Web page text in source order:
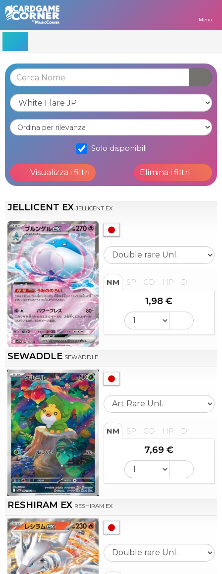
Menu
Solo disponibili
Visualizza i filtri Elimina i filtri
JELLICENT EX JELLICENT EX
NM SP GD HP D
1,98 €
SEWADDLE SEWADDLE
NM SP GD HP D
7,69 €
RESHIRAM EX RESHIRAM EX